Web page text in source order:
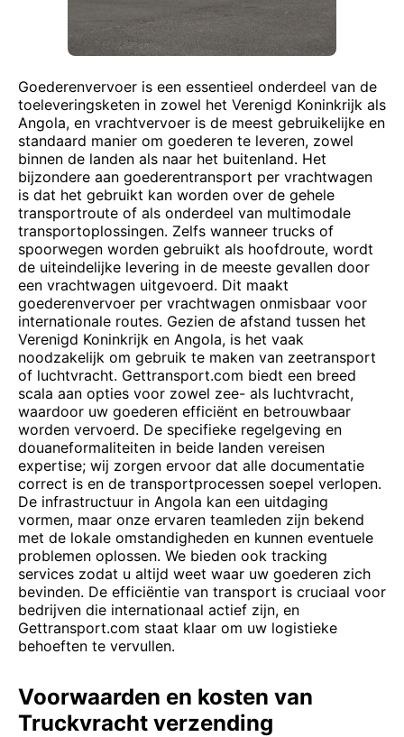
Goederenvervoer is een essentieel onderdeel van de
toeleveringsketen in zowel het Verenigd Koninkrijk als
Angola, en vrachtvervoer is de meest gebruikelijke en
standaard manier om goederen te leveren, zowel
binnen de landen als naar het buitenland. Het
bijzondere aan goederentransport per vrachtwagen
is dat het gebruikt kan worden over de gehele
transportroute of als onderdeel van multimodale
transportoplossingen. Zelfs wanneer trucks of
spoorwegen worden gebruikt als hoofdroute, wordt
de uiteindelijke levering in de meeste gevallen door
een vrachtwagen uitgevoerd. Dit maakt
goederenvervoer per vrachtwagen onmisbaar voor
internationale routes. Gezien de afstand tussen het
Verenigd Koninkrijk en Angola, is het vaak
noodzakelijk om gebruik te maken van zeetransport
of luchtvracht. Gettransport.com biedt een breed
scala aan opties voor zowel zee- als luchtvracht,
waardoor uw goederen efficiënt en betrouwbaar
worden vervoerd. De specifieke regelgeving en
douaneformaliteiten in beide landen vereisen
expertise; wij zorgen ervoor dat alle documentatie
correct is en de transportprocessen soepel verlopen.
De infrastructuur in Angola kan een uitdaging
vormen, maar onze ervaren teamleden zijn bekend
met de lokale omstandigheden en kunnen eventuele
problemen oplossen. We bieden ook tracking
services zodat u altijd weet waar uw goederen zich
bevinden. De efficiëntie van transport is cruciaal voor
bedrijven die internationaal actief zijn, en
Gettransport.com staat klaar om uw logistieke
behoeften te vervullen.
Voorwaarden en kosten van
Truckvracht verzending